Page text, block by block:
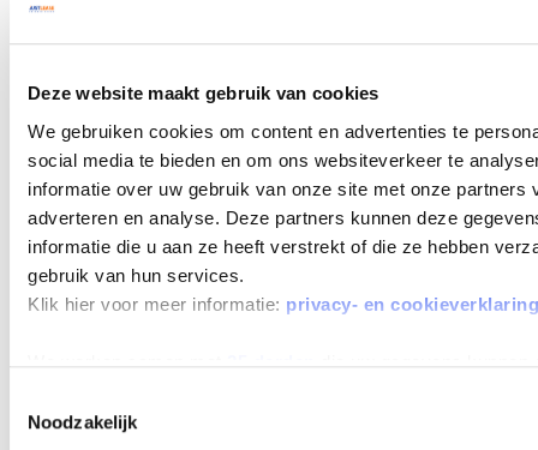
Deze website maakt gebruik van cookies
We gebruiken cookies om content en advertenties te
social media te bieden en om ons websiteverkeer te
informatie over uw gebruik van onze site met onze partners
adverteren en analyse. Deze partners kunnen deze
informatie die u aan ze heeft verstrekt of die ze hebben
gebruik van hun services.
Klik hier voor meer informatie: privacy- en cookieverklaring
Noodzakelijk